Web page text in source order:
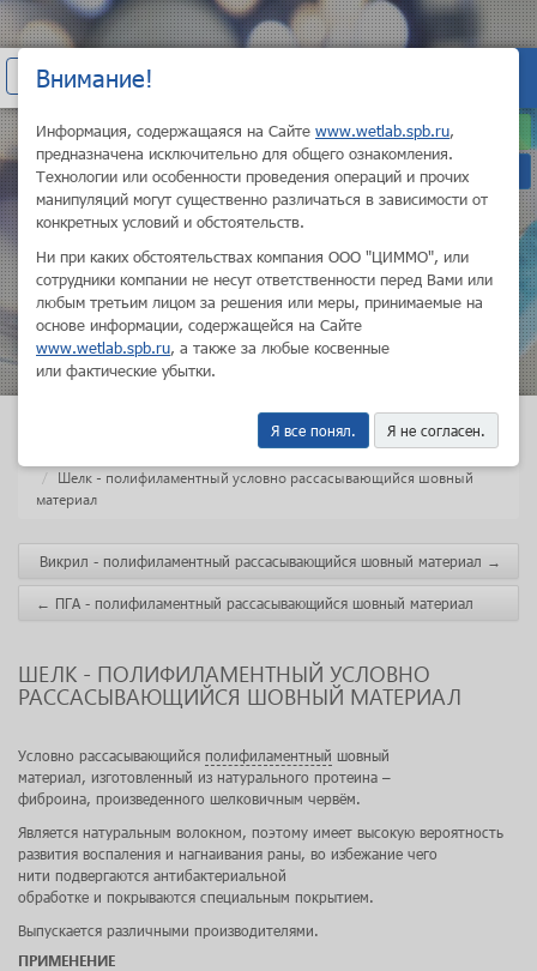
Показать
НОВЫЕ ГОРИЗОНТЫ
ПРОФЕССИОНАЛЬНОГО
РОСТА
Шелк - полифиламентный условно рассасывающийся шовный
материал
Викрил - полифиламентный рассасывающийся шовный материал →
← ПГА - полифиламентный рассасывающийся шовный материал
ШЕЛК - ПОЛИФИЛАМЕНТНЫЙ УСЛОВНО
РАССАСЫВАЮЩИЙСЯ ШОВНЫЙ МАТЕРИАЛ
Условно рассасывающийся полифиламентный шовный
материал, изготовленный из натурального протеина –
фиброина, произведенного шелковичным червём.
Является натуральным волокном, поэтому имеет высокую вероятность
развития воспаления и нагнаивания раны, во избежание чего
нити подвергаются антибактериальной
обработке и покрываются специальным покрытием.
Выпускается различными производителями.
ПРИМЕНЕНИЕ
Внимание!
Информация, содержащаяся на Сайте www.wetlab.spb.ru,
предназначена исключительно для общего ознакомления.
Технологии или особенности проведения операций и прочих
манипуляций могут существенно различаться в зависимости от
конкретных условий и обстоятельств.
Ни при каких обстоятельствах компания ООО "ЦИММО", или
сотрудники компании не несут ответственности перед Вами или
любым третьим лицом за решения или меры, принимаемые на
основе информации, содержащейся на Сайте
www.wetlab.spb.ru, а также за любые косвенные
или фактические убытки.
Я все понял. Я не согласен.